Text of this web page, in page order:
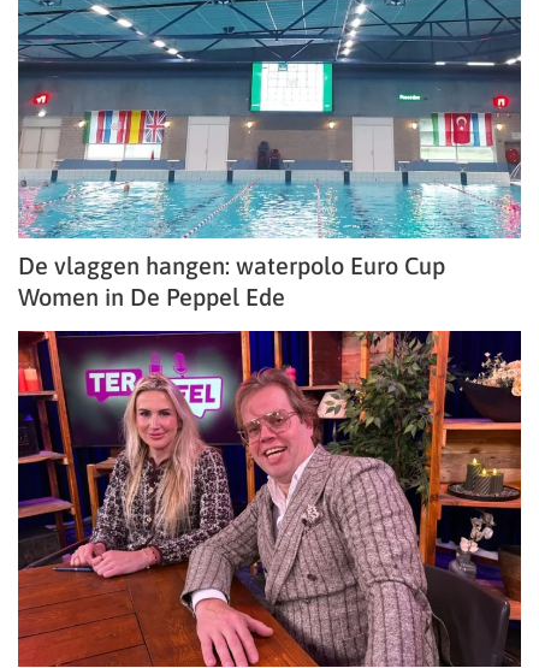
De vlaggen hangen: waterpolo Euro Cup
Women in De Peppel Ede